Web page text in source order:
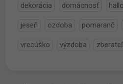
dekorácia domácnosť
jeseň ozdoba pomaranč
vrecúško výzdoba